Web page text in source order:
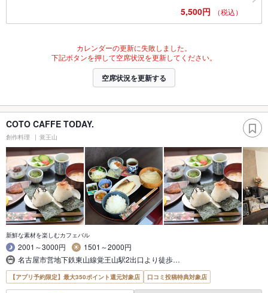
5,500円 （税込）
カレンダーの更新に失敗しました。
下記ボタンを押して空席状況を更新してください。
空席状況を更新する
COTO CAFFE TODAY.
創作料理 覚王山
新鮮な素材を楽しむカフェバル
2001～3000円
1501～2000円
名古屋市営地下鉄東山線覚王山駅2出口より徒歩…
【アプリ予約限定】最大350ポイント還元対象店 口コミ投稿特典対象店